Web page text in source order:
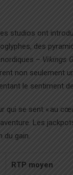
studios ont
des
– Vikings
non seulement
le sentiment
se sent « au
Les
du gain.
RTP moyen